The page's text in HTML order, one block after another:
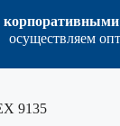
осуществляем
9135